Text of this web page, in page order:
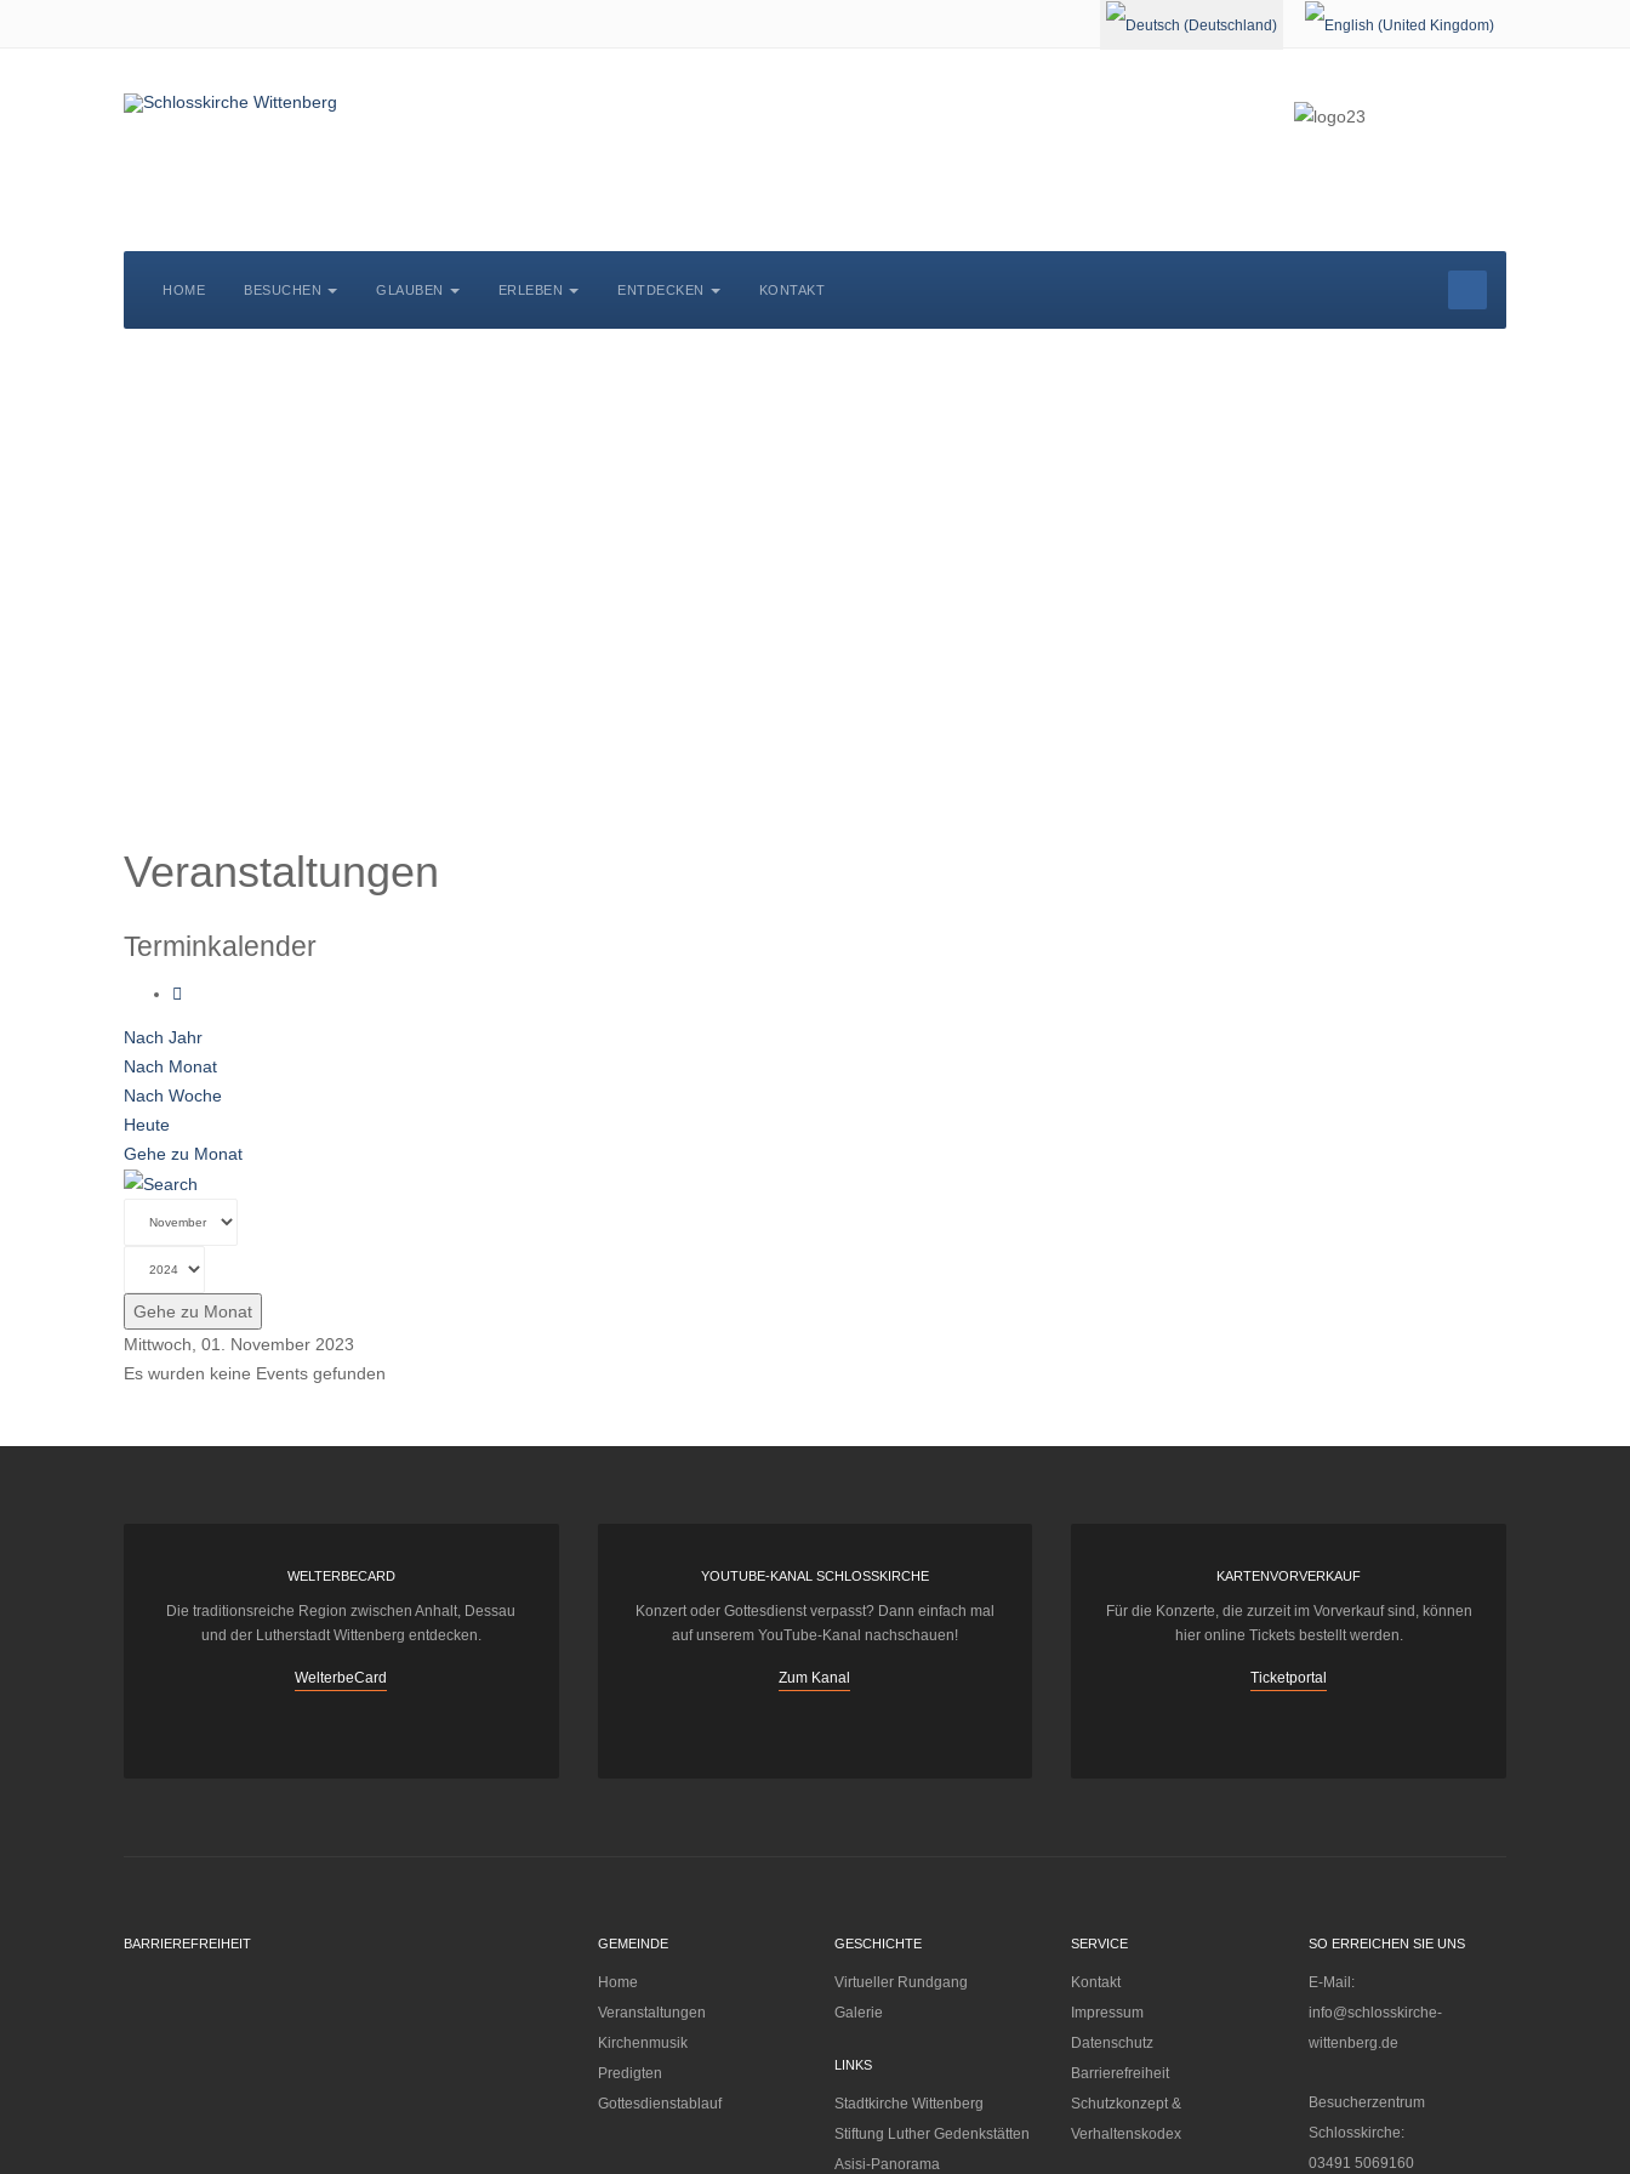
Sprache auswählen
HOME BESUCHEN GLAUBEN ERLEBEN ENTDECKEN KONTAKT
Veranstaltungen
Terminkalender
Nach Jahr
Nach Monat
Nach Woche
Heute
Gehe zu Monat
Gehe zu Monat
Mittwoch, 01. November 2023
Es wurden keine Events gefunden
WELTERBECARD
Die traditionsreiche Region zwischen Anhalt, Dessau
und der Lutherstadt Wittenberg entdecken.
WelterbeCard
YOUTUBE-KANAL SCHLOSSKIRCHE
Konzert oder Gottesdienst verpasst? Dann einfach mal
auf unserem YouTube-Kanal nachschauen!
Zum Kanal
KARTENVORVERKAUF
Für die Konzerte, die zurzeit im Vorverkauf sind, können
hier online Tickets bestellt werden.
Ticketportal
BARRIEREFREIHEIT GEMEINDE
Home
Veranstaltungen
Kirchenmusik
Predigten
Gottesdienstablauf
GESCHICHTE
Virtueller Rundgang
Galerie
LINKS
Stadtkirche Wittenberg
Stiftung Luther Gedenkstätten
Asisi-Panorama
SERVICE
Kontakt
Impressum
Datenschutz
Barrierefreiheit
Schutzkonzept &
Verhaltenskodex
SO ERREICHEN SIE UNS
E-Mail:
info@schlosskirche-
wittenberg.de
Besucherzentrum
Schlosskirche:
03491 5069160